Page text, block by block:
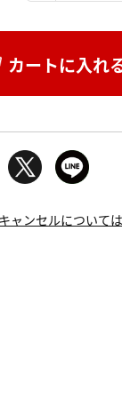
カートに入れ
ャンセルについて